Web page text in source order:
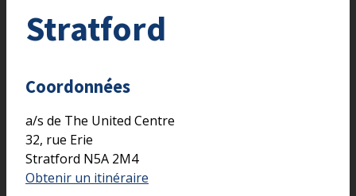
Stratford
Coordonnées
a/s de The United Centre
32, rue Erie
Stratford N5A 2M4
Obtenir un itinéraire